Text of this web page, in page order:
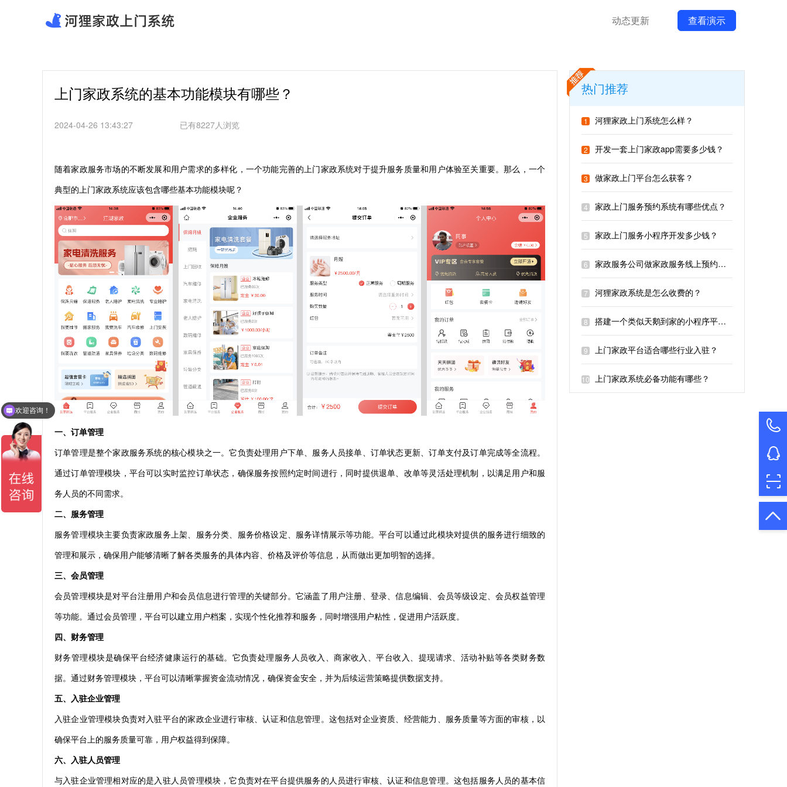
动态更新 查看演示
上门家政系统的基本功能模块有哪些？
2024-04-26 13:43:27 已有8227人浏览
随着家政服务市场的不断发展和用户需求的多样化，一个功能完善的上门家政系统对于提升服务质量和用户体验至关重要。那么，一个
典型的上门家政系统应该包含哪些基本功能模块呢？
一、订单管理
订单管理是整个家政服务系统的核心模块之一。它负责处理用户下单、服务人员接单、订单状态更新、订单支付及订单完成等全流程。
通过订单管理模块，平台可以实时监控订单状态，确保服务按照约定时间进行，同时提供退单、改单等灵活处理机制，以满足用户和服
务人员的不同需求。
二、服务管理
服务管理模块主要负责家政服务上架、服务分类、服务价格设定、服务详情展示等功能。平台可以通过此模块对提供的服务进行细致的
管理和展示，确保用户能够清晰了解各类服务的具体内容、价格及评价等信息，从而做出更加明智的选择。
三、会员管理
会员管理模块是对平台注册用户和会员信息进行管理的关键部分。它涵盖了用户注册、登录、信息编辑、会员等级设定、会员权益管理
等功能。通过会员管理，平台可以建立用户档案，实现个性化推荐和服务，同时增强用户粘性，促进用户活跃度。
四、财务管理
财务管理模块是确保平台经济健康运行的基础。它负责处理服务人员收入、商家收入、平台收入、提现请求、活动补贴等各类财务数
据。通过财务管理模块，平台可以清晰掌握资金流动情况，确保资金安全，并为后续运营策略提供数据支持。
五、入驻企业管理
入驻企业管理模块负责对入驻平台的家政企业进行审核、认证和信息管理。这包括对企业资质、经营能力、服务质量等方面的审核，以
确保平台上的服务质量可靠，用户权益得到保障。
六、入驻人员管理
与入驻企业管理相对应的是入驻人员管理模块，它负责对在平台提供服务的人员进行审核、认证和信息管理。这包括服务人员的基本信
热门推荐
1 河狸家政上门系统怎么样？
2 开发一套上门家政app需要多少钱？
3 做家政上门平台怎么获客？
4 家政上门服务预约系统有哪些优点？
5 家政上门服务小程序开发多少钱？
6 家政服务公司做家政服务线上预约平台吗？
7 河狸家政系统是怎么收费的？
8 搭建一个类似天鹅到家的小程序平台最低需要多少钱？
9 上门家政平台适合哪些行业入驻？
10 上门家政系统必备功能有哪些？
欢迎咨询！